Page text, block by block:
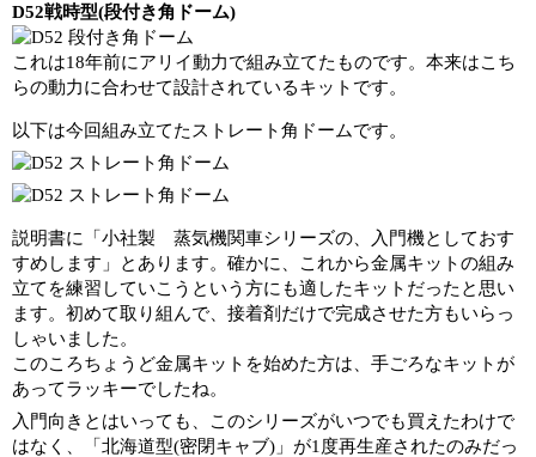
D52戦時型(段付き角ドーム)
これは18年前にアリイ動力で組み立てたものです。本来はこち
らの動力に合わせて設計されているキットです。
以下は今回組み立てたストレート角ドームです。
説明書に「小社製 蒸気機関車シリーズの、入門機としておす
すめします」とあります。確かに、これから金属キットの組み
立てを練習していこうという方にも適したキットだったと思い
ます。初めて取り組んで、接着剤だけで完成させた方もいらっ
しゃいました。
このころちょうど金属キットを始めた方は、手ごろなキットが
あってラッキーでしたね。
入門向きとはいっても、このシリーズがいつでも買えたわけで
はなく、「北海道型(密閉キャブ)」が1度再生産されたのみだっ